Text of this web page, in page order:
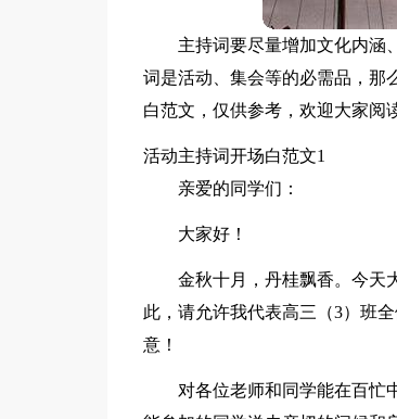
主持词要尽量增加文化内涵
词是活动、集会等的必需品，那
白范文，仅供参考，欢迎大家阅
活动主持词开场白范文1
亲爱的同学们：
大家好！
金秋十月，丹桂飘香。今天
此，请允许我代表高三（3）班
意！
对各位老师和同学能在百忙